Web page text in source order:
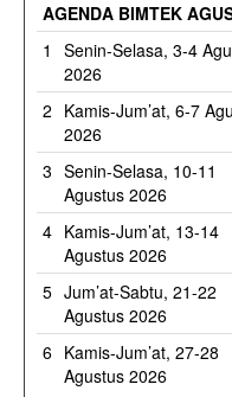
AGENDA BIMTEK
1
Senin-Selasa, 3-4
2026
2 Kamis-Jum’at, 6-7
2026
3 Senin-Selasa, 10-11
Agustus 2026
4 Kamis-Jum’at, 13-14
Agustus 2026
5 Jum’at-Sabtu, 21-22
Agustus 2026
6 Kamis-Jum’at, 27-28
Agustus 2026